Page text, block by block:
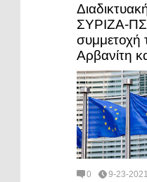
ΣΥΡΙΖΑ-ΠΣ
συμμετοχή
Αρβανίτη
0 9-23-2021